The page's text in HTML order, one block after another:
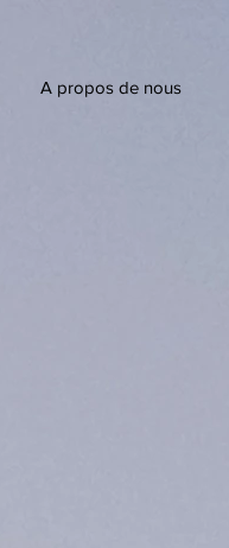
A propos de nous